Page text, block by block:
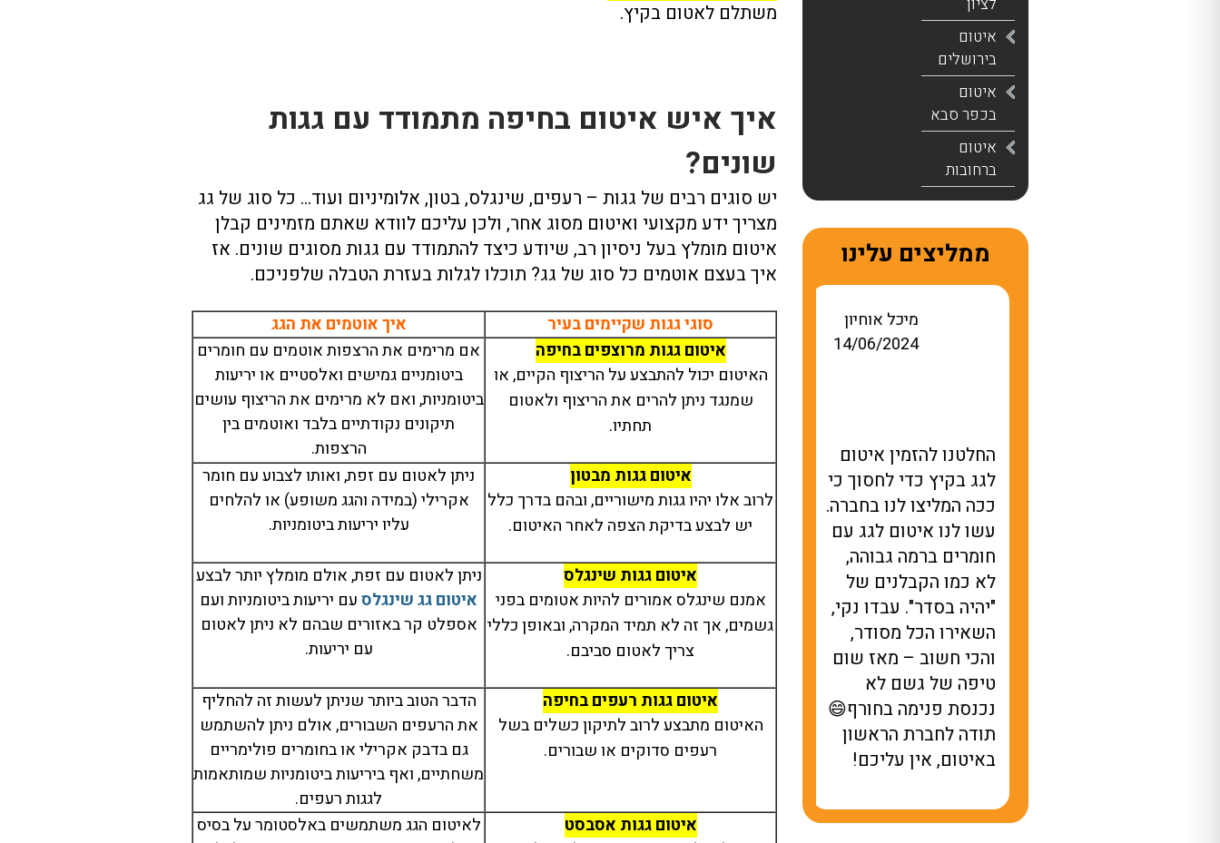
משתלם לאטום בקיץ.
איך איש איטום בחיפה מתמודד עם גגות
שונים?
יש סוגים רבים של גגות – רעפים, שינגלס, בטון, אלומיניום ועוד… כל סוג של גג
מצריך ידע מקצועי ואיטום מסוג אחר, ולכן עליכם לוודא שאתם מזמינים קבלן
איטום מומלץ בעל ניסיון רב, שיודע כיצד להתמודד עם גגות מסוגים שונים. אז
איך בעצם אוטמים כל סוג של גג? תוכלו לגלות בעזרת הטבלה שלפניכם.
סוגי גגות שקיימים בעיר
איך אוטמים את הגג
איטום גגות מרוצפים בחיפה
האיטום יכול להתבצע על הריצוף הקיים, או
שמנגד ניתן להרים את הריצוף ולאטום
תחתיו.
אם מרימים את הרצפות אוטמים עם חומרים
ביטומניים גמישים ואלסטיים או יריעות
ביטומניות, ואם לא מרימים את הריצוף עושים
תיקונים נקודתיים בלבד ואוטמים בין
הרצפות.
איטום גגות מבטון
לרוב אלו יהיו גגות מישוריים, ובהם בדרך כלל
יש לבצע בדיקת הצפה לאחר האיטום.
ניתן לאטום עם זפת, ואותו לצבוע עם חומר
אקרילי (במידה והגג משופע) או להלחים
עליו יריעות ביטומניות.
איטום גגות שינגלס
אמנם שינגלס אמורים להיות אטומים בפני
גשמים, אך זה לא תמיד המקרה, ובאופן כללי
צריך לאטום סביבם.
ניתן לאטום עם זפת, אולם מומלץ יותר לבצע
איטום גג שינגלסעם יריעות ביטומניות ועם
אספלט קר באזורים שבהם לא ניתן לאטום
עם יריעות.
איטום גגות רעפים בחיפה
האיטום מתבצע לרוב לתיקון כשלים בשל
רעפים סדוקים או שבורים.
הדבר הטוב ביותר שניתן לעשות זה להחליף
את הרעפים השבורים, אולם ניתן להשתמש
גם בדבק אקרילי או בחומרים פולימריים
משחתיים, ואף ביריעות ביטומניות שמותאמות
לגגות רעפים.
איטום גגות אסבסט
לאיטום הגג משתמשים באלסטומר על בסיס
איטום
בירושלים
איטום
בכפר סבא
איטום
ברחובות
ממליצים עלינו
מיכל אוחיון
14/06/2024
החלטנו להזמין איטום
לגג בקיץ כדי לחסוך כי
ככה המליצו לנו בחברה.
עשו לנו איטום לגג עם
חומרים ברמה גבוהה,
לא כמו הקבלנים של
"יהיה בסדר". עבדו נקי,
השאירו הכל מסודר,
והכי חשוב – מאז שום
טיפה של גשם לא
נכנסת פנימה בחורף😄
תודה לחברת הראשון
באיטום, אין עליכם!
אתי מלכה
20/10/2025
עשו לנו איטום
למרפסת שבכל פעם
שהיה גשם נהייתה
בריכה. מאז שהקבלן
של הראשון באיטום
סידר את זה, לא רואים
טיפת מים! לא מאמינה
שחיכינו עם זה כל כך
הרבה זמן. אחלה חברה,
תודה על שירותכם.
רן שפירא
02/11/2023
וואלה לא ציפיתי לרמה
כזאת של שירות
ומקצוענות. הגיעו
לבדוק לנו נזילה בגג,
תוך שעתיים כבר עלו
עם ציוד, מצאו את
הבעיה וטיפלו במקום.
שירות מהיר, בלי
משחקים. תודה לחברת
הראשון באיטום, אתם
אלופים!
מיכל אוחיון
14/06/2024
החלטנו להזמין איטום
לגג בקיץ כדי לחסוך כי
ככה המליצו לנו בחברה.
עשו לנו איטום לגג עם
חומרים ברמה גבוהה,
לא כמו הקבלנים של
"יהיה בסדר". עבדו נקי,
השאירו הכל מסודר,
והכי חשוב – מאז שום
טיפה של גשם לא
נכנסת פנימה בחורף😄
תודה לחברת הראשון
באיטום, אין עליכם!